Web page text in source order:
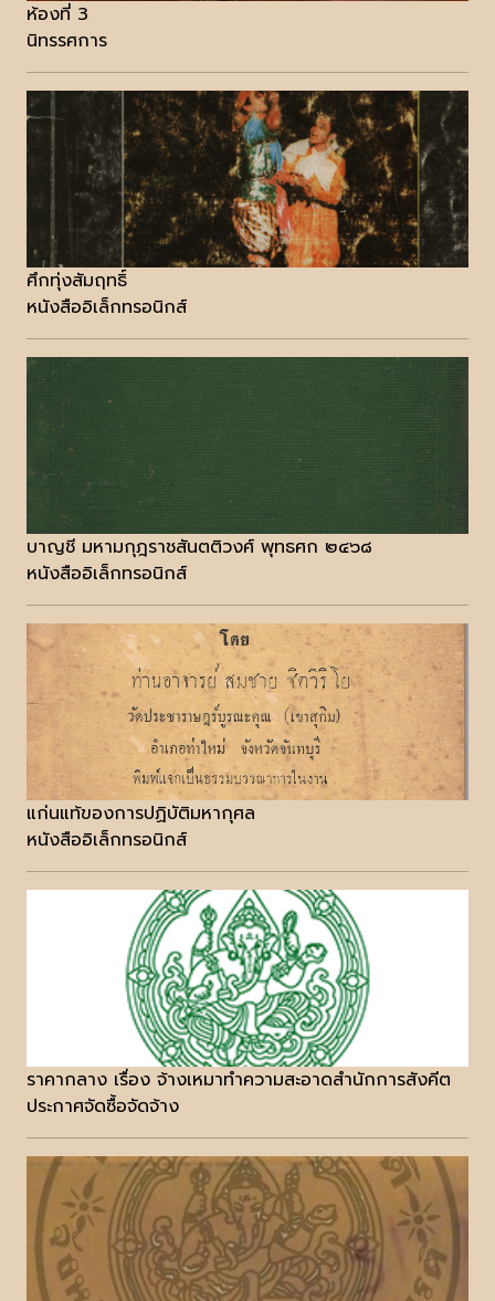
ห้องที่ 3
นิทรรศการ
ศึกทุ่งสัมฤทธิ์
หนังสืออิเล็กทรอนิกส์
บาญชี มหามกุฎราชสันตติวงศ์ พุทธศก ๒๔๖๘
หนังสืออิเล็กทรอนิกส์
แก่นแท้ของการปฏิบัติมหากุศล
หนังสืออิเล็กทรอนิกส์
ราคากลาง เรื่อง จ้างเหมาทำความสะอาดสำนักการสังคีต
ประกาศจัดซื้อจัดจ้าง